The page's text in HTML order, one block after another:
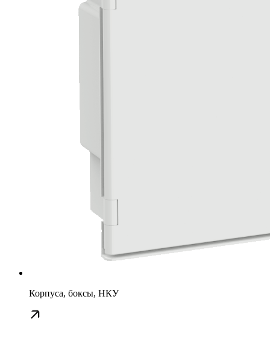
Корпуса, боксы, НКУ